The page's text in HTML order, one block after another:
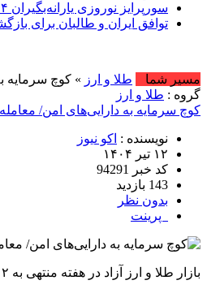
سورپرایز نوروزی یارانه‌بگیران ۱۴۰۴ فاش شد!
توافق ایران و طالبان برای
مسیر شما
طلا و ارز » کوچ سرمایه
گروه : طلا و ارز
کوچ سرمایه به دارایی‌های امن/
نویسنده : اکو نیوز
۱۲ تیر ۱۴۰۴
کد خبر 94291
143 بازدید
بدون نظر
پرینت
بازار طلا و ارز آزاد در هفته منتهی به ۱۲ تیر سبزپوش بودند و بازدهی بالای ۸ درصد را به ثبت رساندند. در مقابل بازار سهام بدترین عملکرد را در بین بازارها داشت.